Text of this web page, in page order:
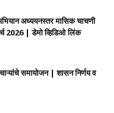
अध्ययनस्तर मासिक चाचणी
2026 | डेमो व्हिडिओ लिंक
समायोजन | शासन निर्णय व